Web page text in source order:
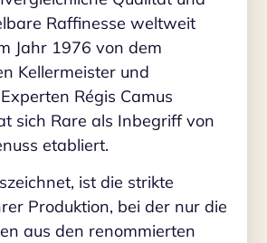
Raffinesse weltweit
Jahr 1976 von dem
Kellermeister und
Régis Camus
sich Rare als Inbegriff von
etabliert.
ist die strikte
Produktion, bei der nur die
aus den renommierten